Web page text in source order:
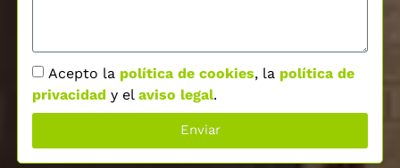
Acepto la política de cookies, la política de
privacidad y el aviso legal.
Enviar